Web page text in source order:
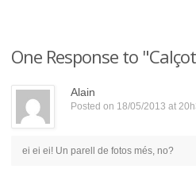
One Response to
Alain
Posted on 18/05/2013 at
ei ei ei! Un parell de fotos més, no?